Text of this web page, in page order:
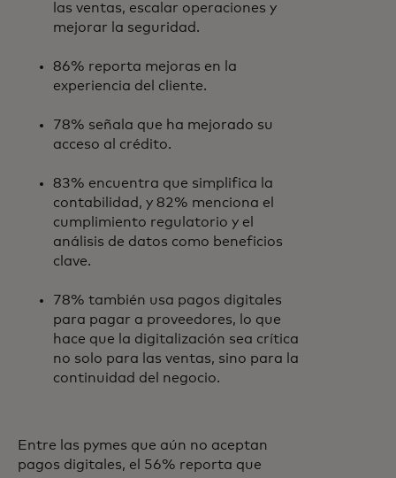
las ventas, escalar operaciones y
mejorar la seguridad.
86% reporta mejoras en la
experiencia del cliente.
78% señala que ha mejorado su
acceso al crédito.
83% encuentra que simplifica la
contabilidad, y 82% menciona el
cumplimiento regulatorio y el
análisis de datos como beneficios
clave.
78% también usa pagos digitales
para pagar a proveedores, lo que
hace que la digitalización sea crítica
no solo para las ventas, sino para la
continuidad del negocio.
Entre las pymes que aún no aceptan
pagos digitales, el 56% reporta que